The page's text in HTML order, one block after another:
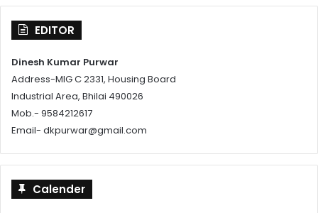
EDITOR
Dinesh Kumar Purwar
Address-MIG C 2331, Housing Board
Industrial Area, Bhilai 490026
Mob.- 9584212617
Email- dkpurwar@gmail.com
Calender